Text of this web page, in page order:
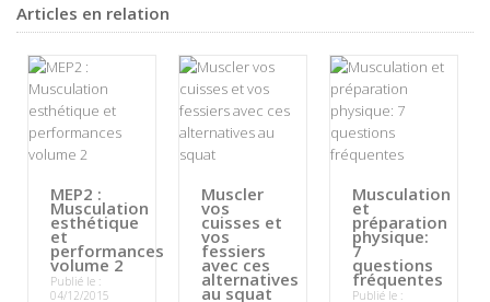
Articles en relation
MEP2 :
Musculation
esthétique
et
performances
volume 2
Publié le :
04/12/2015
Muscler
vos
cuisses et
vos
fessiers
avec ces
alternatives
au squat
Musculation
et
préparation
physique:
7
questions
fréquentes
Publié le :